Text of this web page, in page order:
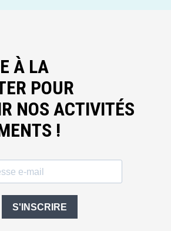
À LA
POUR
NOS ACTIVITÉS
!
S'INSCRIRE